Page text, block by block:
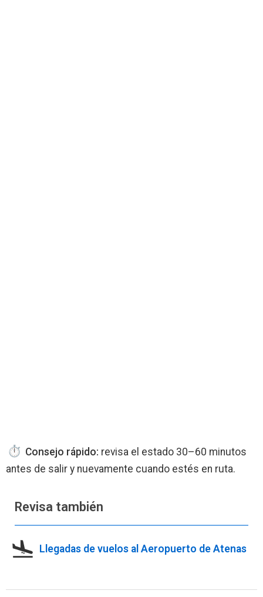
Consejo rápido: revisa el estado 30–60 minutos
antes de salir y nuevamente cuando estés en ruta.
Revisa también
Llegadas de vuelos al Aeropuerto de Atenas